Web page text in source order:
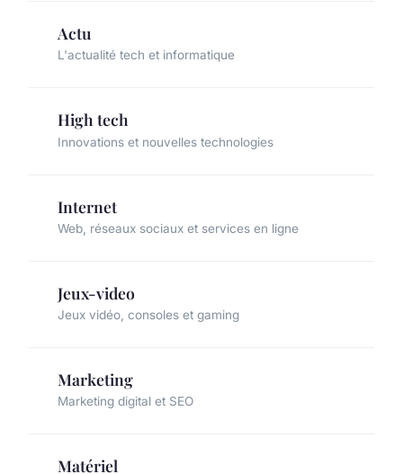
Actu
L'actualité tech et informatique
High tech
Innovations et nouvelles technologies
Internet
Web, réseaux sociaux et services en ligne
Jeux-video
Jeux vidéo, consoles et gaming
Marketing
Marketing digital et SEO
Matériel